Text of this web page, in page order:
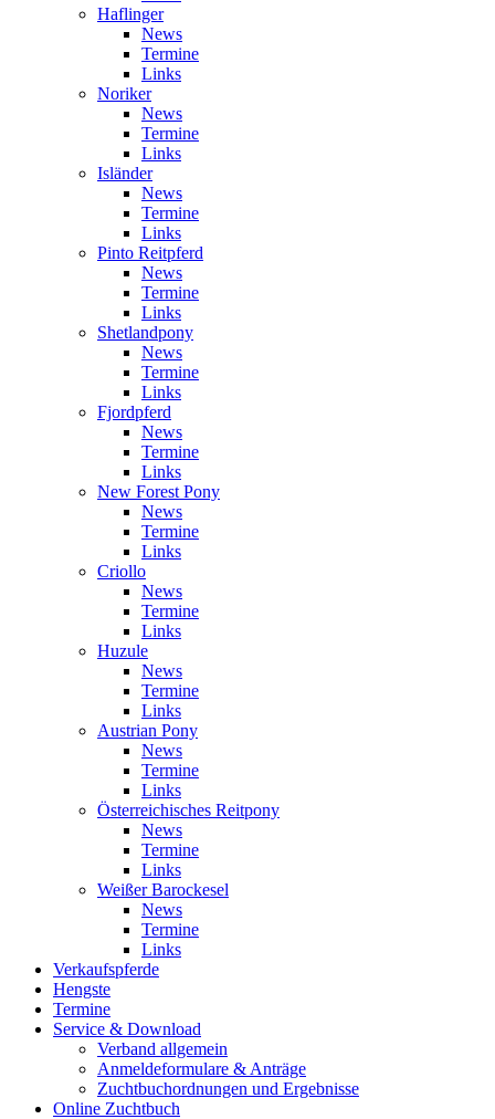
Haflinger
News
Termine
Links
Noriker
News
Termine
Links
Isländer
News
Termine
Links
Pinto Reitpferd
News
Termine
Links
Shetlandpony
News
Termine
Links
Fjordpferd
News
Termine
Links
New Forest Pony
News
Termine
Links
Criollo
News
Termine
Links
Huzule
News
Termine
Links
Austrian Pony
News
Termine
Links
Österreichisches Reitpony
News
Termine
Links
Weißer Barockesel
News
Termine
Links
Verkaufspferde
Hengste
Termine
Service & Download
Verband allgemein
Anmeldeformulare & Anträge
Zuchtbuchordnungen und Ergebnisse
Online Zuchtbuch